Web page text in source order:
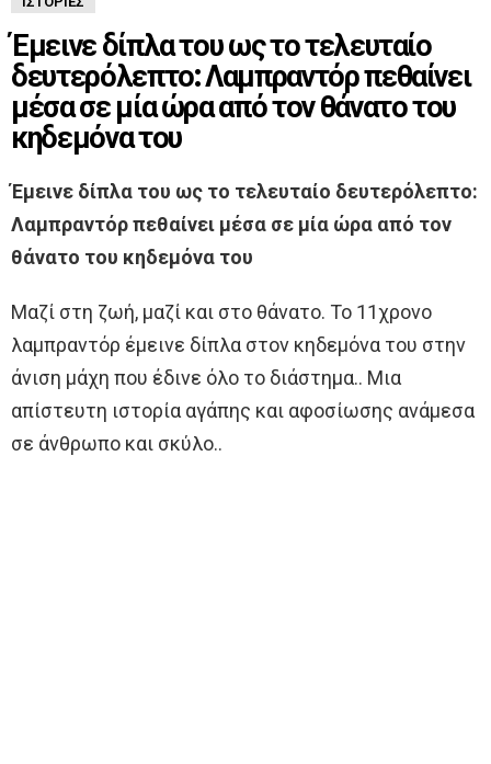
Έμεινε δίπλα του ως το τελευταίο
δευτερόλεπτο: Λαμπραντόρ πεθαίνει
μέσα σε μία ώρα από τον θάνατο του
κηδεμόνα του
Έμεινε δίπλα του ως το τελευταίο δευτερόλεπτο:
Λαμπραντόρ πεθαίνει μέσα σε μία ώρα από τον
θάνατο του κηδεμόνα του
Μαζί στη ζωή, μαζί και στο θάνατο. Το 11χρονο
λαμπραντόρ έμεινε δίπλα στον κηδεμόνα του στην
άνιση μάχη που έδινε όλο το διάστημα.. Μια
απίστευτη ιστορία αγάπης και αφοσίωσης ανάμεσα
σε άνθρωπο και σκύλο..